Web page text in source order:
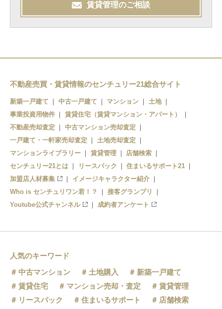
賃貸管理のご相談
不動産売買・賃貸情報のセンチュリー21総合サイト
新築一戸建て 中古一戸建て マンション
土地
事業投資用物件
賃貸住宅（賃貸マンション・アパート）
不動産売却査定
中古マンション売却査定
一戸建て・一軒家売却査定
土地売却査定
マンションライブラリー
賃貸管理
店舗検索
センチュリー21とは
リースバック
住まいるサポート21
加盟店人材募集
イメージキャラクター紹介
Who is センチュリワン君！？
接客グランプリ
Youtube公式チャンネル
成約者アンケート
人気のキーワード
中古マンション
土地購入
新築一戸建て
賃貸住宅
マンション売却・査定
賃貸管理
リースバック
住まいるサポート
店舗検索